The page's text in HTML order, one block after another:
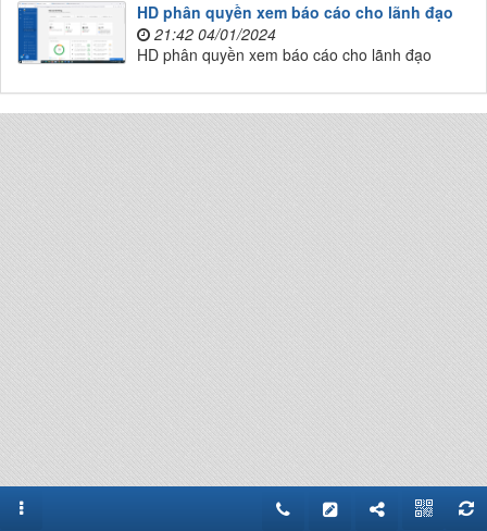
HD phân quyền xem báo cáo cho lãnh đạo
21:42 04/01/2024
HD phân quyền xem báo cáo cho lãnh đạo